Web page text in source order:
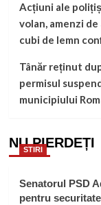
Acțiuni ale
volan, amenzi
cubi de lemn
Tânăr reținut
permisul
municipiului
NU PIERDEȚI
STIRI
Senatorul PSD
pentru